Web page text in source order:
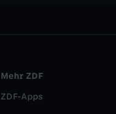
Mehr ZDF
ZDF-Apps